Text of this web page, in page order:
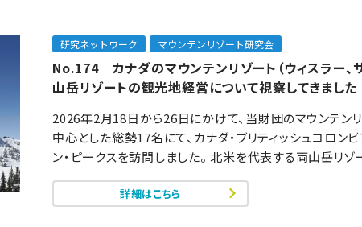
研究ネットワーク マウンテンリゾート研究会
No.174 カナダのマウンテンリゾート（ウィスラー、
山岳リゾートの観光地経営について視察してきました
2026年2月18日から26日にかけて、当財団のマウンテン
中心とした総勢17名にて、カナダ・ブリティッシュコロン
ン・ピークスを訪問しました。 北米を代表する両山岳リゾ
詳細はこちら